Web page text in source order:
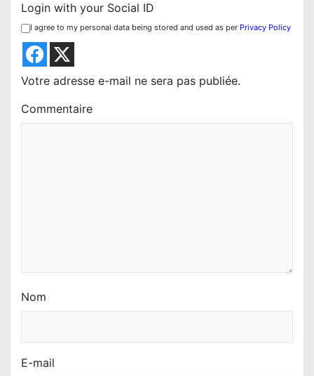
d
Login with your Social ID
I agree to my personal data being stored and used as per Privacy Policy
Votre adresse e-mail ne sera pas publiée.
Commentaire
Nom
E-mail